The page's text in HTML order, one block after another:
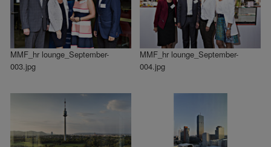
MMF_hr lounge_September-
003.jpg
MMF_hr lounge_September-
004.jpg